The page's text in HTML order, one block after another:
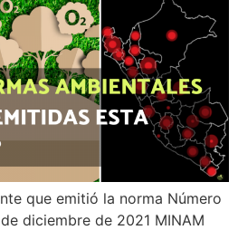
que emitió la norma Número
diciembre de 2021 MINAM